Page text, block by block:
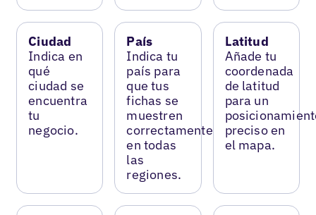
Ciudad
Indica en
qué
ciudad se
encuentra
tu
negocio.
País
Indica tu
país para
que tus
fichas se
muestren
correctamente
en todas
las
regiones.
Latitud
Añade tu
coordenada
de latitud
para un
preciso en
el mapa.